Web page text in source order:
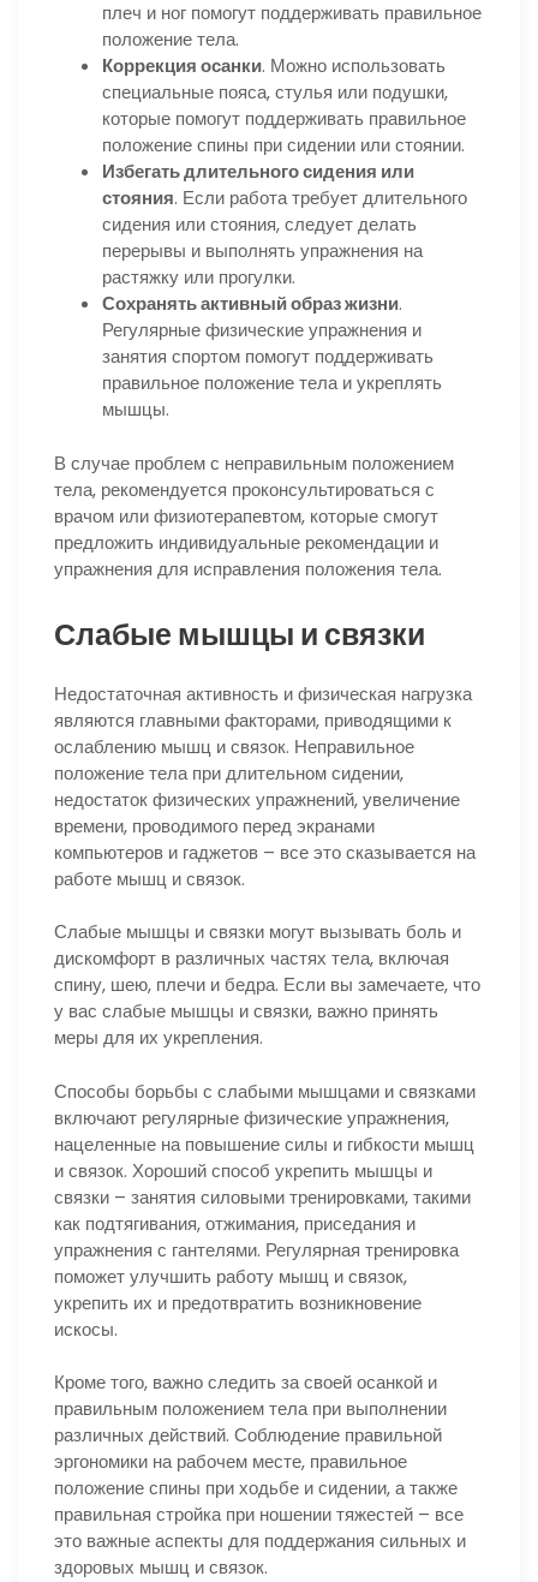
плеч и ног помогут поддерживать правильное
положение тела.
Коррекция осанки. Можно использовать
специальные пояса, стулья или подушки,
которые помогут поддерживать правильное
положение спины при сидении или стоянии.
Избегать длительного сидения или
стояния. Если работа требует длительного
сидения или стояния, следует делать
перерывы и выполнять упражнения на
растяжку или прогулки.
Сохранять активный образ жизни.
Регулярные физические упражнения и
занятия спортом помогут поддерживать
правильное положение тела и укреплять
мышцы.
В случае проблем с неправильным положением
тела, рекомендуется проконсультироваться с
врачом или физиотерапевтом, которые смогут
предложить индивидуальные рекомендации и
упражнения для исправления положения тела.
Слабые мышцы и связки
Недостаточная активность и физическая нагрузка
являются главными факторами, приводящими к
ослаблению мышц и связок. Неправильное
положение тела при длительном сидении,
недостаток физических упражнений, увеличение
времени, проводимого перед экранами
компьютеров и гаджетов – все это сказывается на
работе мышц и связок.
Слабые мышцы и связки могут вызывать боль и
дискомфорт в различных частях тела, включая
спину, шею, плечи и бедра. Если вы замечаете, что
у вас слабые мышцы и связки, важно принять
меры для их укрепления.
Способы борьбы с слабыми мышцами и связками
включают регулярные физические упражнения,
нацеленные на повышение силы и гибкости мышц
и связок. Хороший способ укрепить мышцы и
связки – занятия силовыми тренировками, такими
как подтягивания, отжимания, приседания и
упражнения с гантелями. Регулярная тренировка
поможет улучшить работу мышц и связок,
укрепить их и предотвратить возникновение
искосы.
Кроме того, важно следить за своей осанкой и
правильным положением тела при выполнении
различных действий. Соблюдение правильной
эргономики на рабочем месте, правильное
положение спины при ходьбе и сидении, а также
правильная стройка при ношении тяжестей – все
это важные аспекты для поддержания сильных и
здоровых мышц и связок.